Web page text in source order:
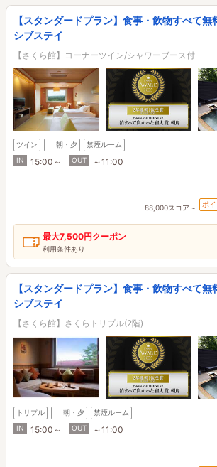
【スタンダードプラン】食事・飲物すべて
シブステイ
【さくら館】コーナーツイン/シャワーブース付
ツイン 朝・夕
禁煙ルーム
IN
15:00～ OUT ～11:00
88,000スコア～ ポ
最大7,500円クーポン
利用条件あり
【スタンダードプラン】食事・飲物すべて
シブステイ
【さくら館】さくらトリプル(2階)
トリプル 朝・夕
禁煙ルーム
IN
15:00～ OUT ～11:00